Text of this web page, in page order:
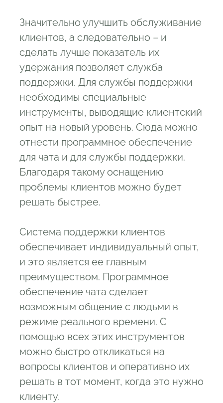
Значительно улучшить обслуживание
клиентов, а следовательно – и
сделать лучше показатель их
удержания позволяет служба
поддержки. Для службы поддержки
необходимы специальные
инструменты, выводящие клиентский
опыт на новый уровень. Сюда можно
отнести программное обеспечение
для чата и для службы поддержки.
Благодаря такому оснащению
проблемы клиентов можно будет
решать быстрее.
Система поддержки клиентов
обеспечивает индивидуальный опыт,
и это является ее главным
преимуществом. Программное
обеспечение чата сделает
возможным общение с людьми в
режиме реального времени. С
помощью всех этих инструментов
можно быстро откликаться на
вопросы клиентов и оперативно их
решать в тот момент, когда это нужно
клиенту.